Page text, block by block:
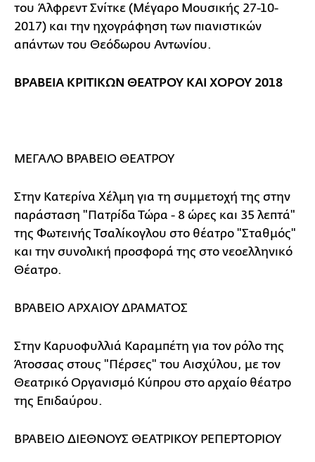
του Άλφρεντ Σνίτκε (Μέγαρο Μουσικής 27-10-
2017) και την ηχογράφηση των πιανιστικών
απάντων του Θεόδωρου Αντωνίου.
ΒΡΑΒΕΙΑ ΚΡΙΤΙΚΩΝ ΘΕΑΤΡΟΥ ΚΑΙ ΧΟΡΟΥ 2018
ΜΕΓΑΛΟ ΒΡΑΒΕΙΟ ΘΕΑΤΡΟΥ
Στην Κατερίνα Χέλμη για τη συμμετοχή της στην
παράσταση "Πατρίδα Τώρα - 8 ώρες και 35 λεπτά"
της Φωτεινής Τσαλίκογλου στο θέατρο "Σταθμός"
και την συνολική προσφορά της στο νεοελληνικό
Θέατρο.
ΒΡΑΒΕΙΟ ΑΡΧΑΙΟΥ ΔΡΑΜΑΤΟΣ
Στην Καρυοφυλλιά Καραμπέτη για τον ρόλο της
Άτοσσας στους "Πέρσες" του Αισχύλου, με τον
Θεατρικό Οργανισμό Κύπρου στο αρχαίο θέατρο
της Επιδαύρου.
ΒΡΑΒΕΙΟ ΔΙΕΘΝΟΥΣ ΘΕΑΤΡΙΚΟΥ ΡΕΠΕΡΤΟΡΙΟΥ